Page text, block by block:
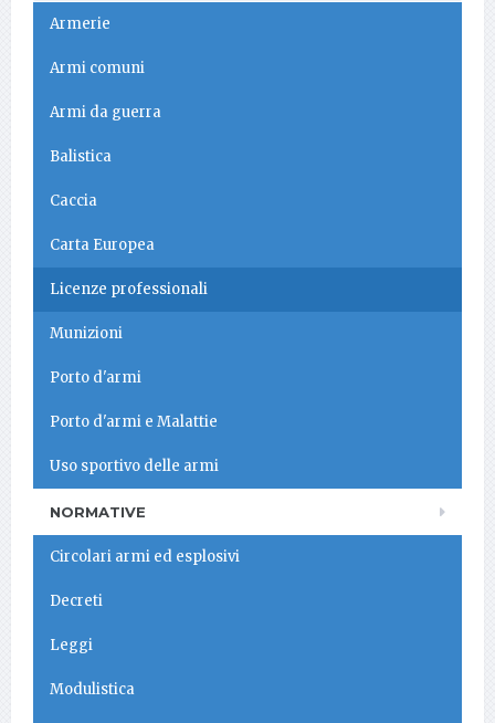
Armerie
Armi comuni
Armi da guerra
Balistica
Caccia
Carta Europea
Licenze professionali
Munizioni
Porto d'armi
Porto d'armi e Malattie
Uso sportivo delle armi
NORMATIVE
Circolari armi ed esplosivi
Decreti
Leggi
Modulistica